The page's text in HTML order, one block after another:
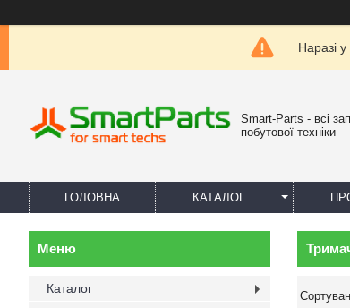
Наразі
Smart-Parts - всі
побутової техніки
ГОЛОВНА КАТАЛОГ
Каталог